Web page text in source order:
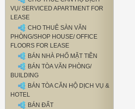
VỤ/ SERVICED APARTMENT FOR
LEASE
CHO THUÊ SÀN VĂN
PHÒNG/SHOP HOUSE/ OFFICE
FLOORS FOR LEASE
BÁN NHÀ PHỐ MẶT TIỀN
BÁN TÒA VĂN PHÒNG/
BUILDING
BÁN TÒA CĂN HỘ DỊCH VỤ &
HOTEL
BÁN ĐẤT